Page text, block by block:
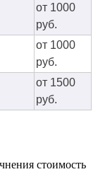
от 1000
руб.
от 1000
руб.
от 1500
руб.
стоимость